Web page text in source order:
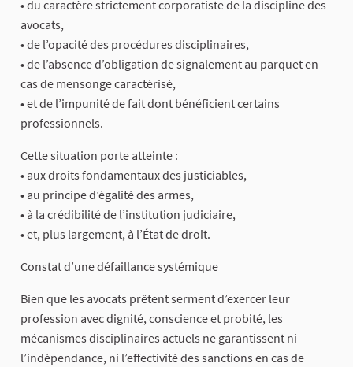
• du caractère strictement corporatiste de la discipline des
avocats,
• de l’opacité des procédures disciplinaires,
• de l’absence d’obligation de signalement au parquet en
cas de mensonge caractérisé,
• et de l’impunité de fait dont bénéficient certains
professionnels.
Cette situation porte atteinte :
• aux droits fondamentaux des justiciables,
• au principe d’égalité des armes,
• à la crédibilité de l’institution judiciaire,
• et, plus largement, à l’État de droit.
Constat d’une défaillance systémique
Bien que les avocats prêtent serment d’exercer leur
profession avec dignité, conscience et probité, les
mécanismes disciplinaires actuels ne garantissent ni
l’indépendance, ni l’effectivité des sanctions en cas de